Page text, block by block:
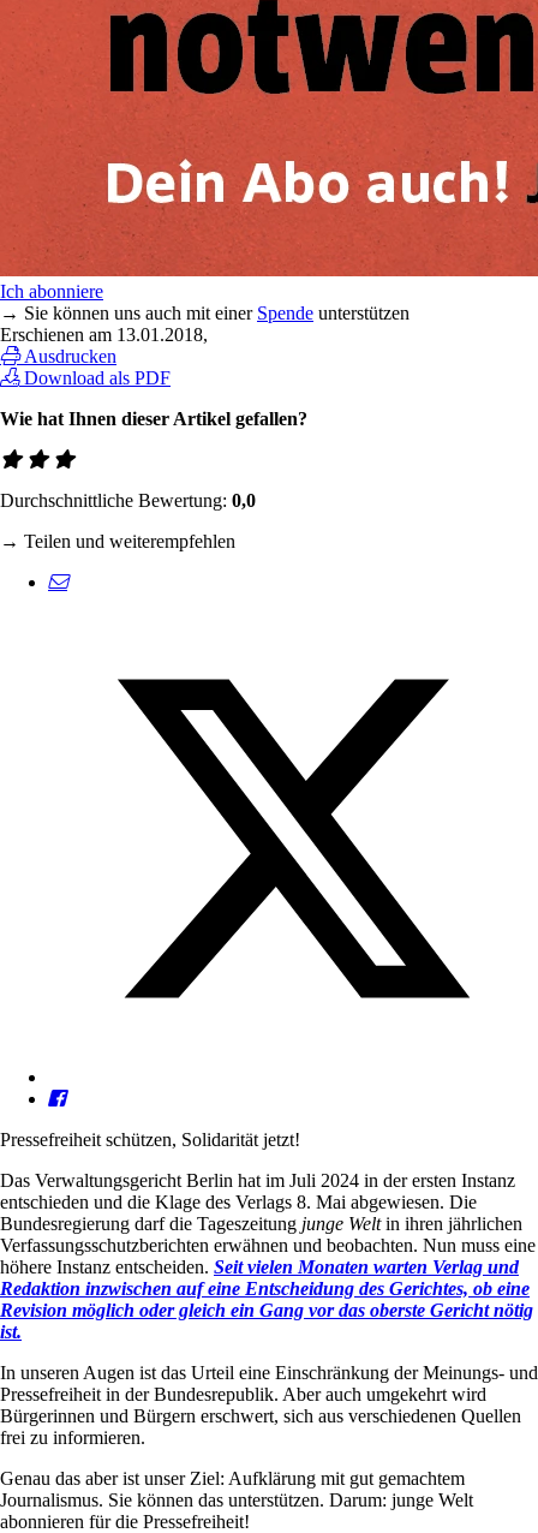
Ich abonniere
→ Sie können uns auch mit einer Spende unterstützen
Erschienen am 13.01.2018,
Ausdrucken
Download als PDF
Wie hat Ihnen dieser Artikel gefallen?
Durchschnittliche Bewertung: 0,0
→ Teilen und weiterempfehlen
Pressefreiheit schützen, Solidarität jetzt!
Das Verwaltungsgericht Berlin hat im Juli 2024 in der ersten Instanz
entschieden und die Klage des Verlags 8. Mai abgewiesen. Die
Bundesregierung darf die Tageszeitung junge Weltin ihren jährlichen
Verfassungsschutzberichten erwähnen und beobachten. Nun muss eine
höhere Instanz entscheiden. Seit vielen Monaten warten Verlag und
Redaktion inzwischen auf eine Entscheidung des Gerichtes, ob eine
Revision möglich oder gleich ein Gang vor das oberste Gericht nötig
ist.
In unseren Augen ist das Urteil eine Einschränkung der Meinungs- und
Pressefreiheit in der Bundesrepublik. Aber auch umgekehrt wird
Bürgerinnen und Bürgern erschwert, sich aus verschiedenen Quellen
frei zu informieren.
Genau das aber ist unser Ziel: Aufklärung mit gut gemachtem
Journalismus. Sie können das unterstützen. Darum: junge Welt
abonnieren für die Pressefreiheit!